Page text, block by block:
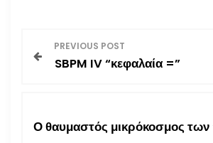
PREVIOUS POST
SBPM IV “κεφαλαία =”
Ο θαυμαστός μικρόκοσμος